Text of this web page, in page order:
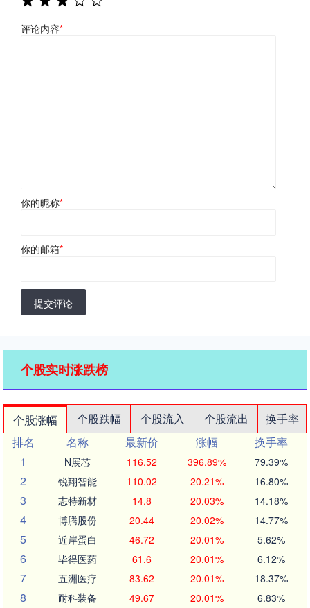
评论内容*
你的昵称*
你的邮箱*
提交评论
个股实时涨跌榜
个股涨幅 个股跌幅 个股流入 个股流出
换手率
排名
名称 最新价 涨幅
换手率
1
N展芯 116.52 396.89% 79.39%
2 锐翔智能 110.02 20.21% 16.80%
3 志特新材 14.8 20.03% 14.18%
4 博腾股份 20.44 20.02% 14.77%
5 近岸蛋白 46.72 20.01% 5.62%
6 毕得医药 61.6 20.01% 6.12%
7 五洲医疗 83.62 20.01% 18.37%
8 耐科装备 49.67 20.01% 6.83%